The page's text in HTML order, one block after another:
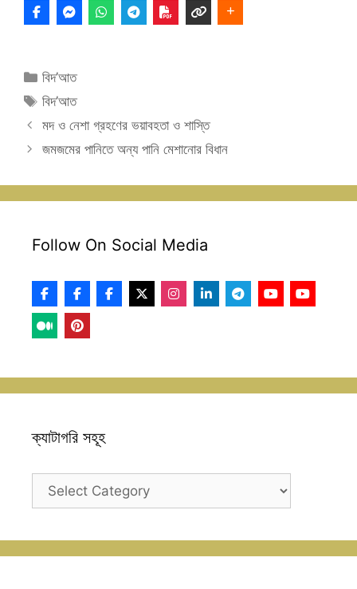
Categories
বিদ’আত
Tags
বিদ’আত
মদ ও নেশা গ্রহণের ভয়াবহতা ও শাস্তি
জমজমের পানিতে অন্য পানি মেশানোর বিধান
Follow On Social Media
ক্যাটাগরি সহূহ
ক্যাটাগরি